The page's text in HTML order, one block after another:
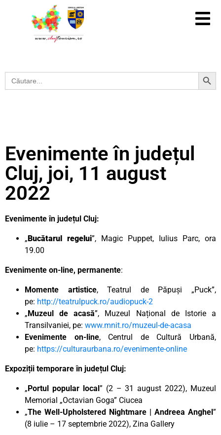
Search
for:
Search Button
Evenimente în județul
Cluj, joi, 11 august
2022
Evenimente în județul Cluj:
„Bucătarul regelui”, Magic Puppet, Iulius Parc, ora
19.00
Evenimente on-line, permanente:
Momente artistice, Teatrul de Păpuși „Puck”,
pe: http://teatrulpuck.ro/audiopuck-2
„Muzeul de acasă”, Muzeul Național de Istorie a
Transilvaniei, pe: www.mnit.ro/muzeul-de-acasa
Evenimente on-line, Centrul de Cultură Urbană,
pe: https://culturaurbana.ro/evenimente-online
Expoziții temporare în județul Cluj:
„Portul popular local” (2 – 31 august 2022), Muzeul
Memorial „Octavian Goga” Ciucea
„The Well-Upholstered Nightmare | Andreea Anghel”
(8 iulie – 17 septembrie 2022), Zina Gallery